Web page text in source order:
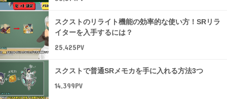
スクストのリライト機能の効率的な使い方！SRリラ
イターを入手するには？
25,425PV
スクストで普通SRメモカを手に入れる方法3つ
14,399PV